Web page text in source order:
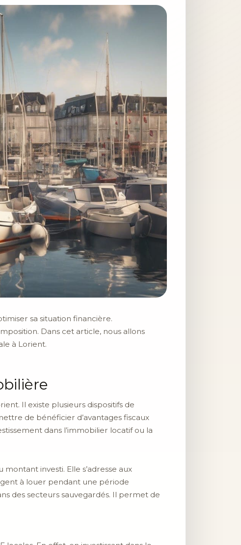
sa situation financière.
Dans cet article, nous allons
à Lorient.
Il existe plusieurs dispositifs de
de bénéficier d’avantages fiscaux
dans l’immobilier locatif ou la
investi. Elle s’adresse aux
à louer pendant une période
des secteurs sauvegardés. Il permet de